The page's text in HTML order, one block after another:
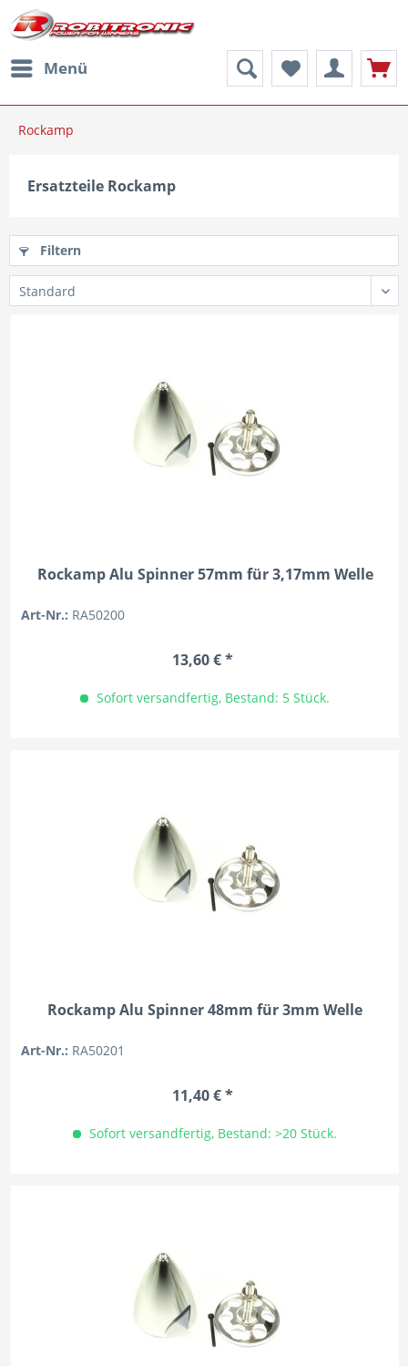
Menü
Rockamp
Ersatzteile Rockamp
Filtern
Rockamp Alu Spinner 57mm für 3,17mm Welle
Art-Nr.: RA50200
13,60 € *
Sofort versandfertig, Bestand: 5 Stück.
Rockamp Alu Spinner 48mm für 3mm Welle
Art-Nr.: RA50201
11,40 € *
Sofort versandfertig, Bestand: >20 Stück.